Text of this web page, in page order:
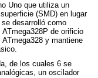
Uno que utiliza un
(SMD) en lugar
desarrolló como
de orificio
y mantiene
de los cuales 6 se
un oscilador